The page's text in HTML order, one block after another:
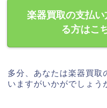
楽器買取の支払
る方はこ
多分、あなたは楽器買取
いますがいかがでしょう